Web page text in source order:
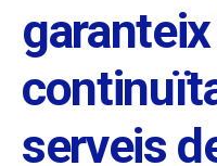
serveis